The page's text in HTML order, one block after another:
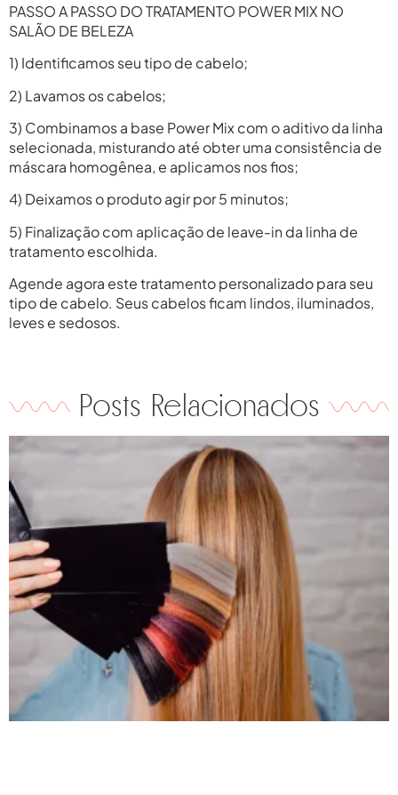
PASSO A PASSO DO TRATAMENTO POWER MIX NO
SALÃO DE BELEZA
1) Identificamos seu tipo de cabelo;
2) Lavamos os cabelos;
3) Combinamos a base Power Mix com o aditivo da linha
selecionada, misturando até obter uma consistência de
máscara homogênea, e aplicamos nos fios;
4) Deixamos o produto agir por 5 minutos;
5) Finalização com aplicação de leave-in da linha de
tratamento escolhida.
Agende agora este tratamento personalizado para seu
tipo de cabelo. Seus cabelos ficam lindos, iluminados,
leves e sedosos.
Posts Relacionados